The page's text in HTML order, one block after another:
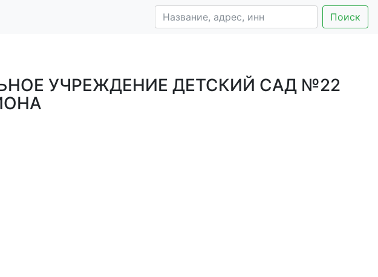
Поиск
УЧРЕЖДЕНИЕ ДЕТСКИЙ САД №22